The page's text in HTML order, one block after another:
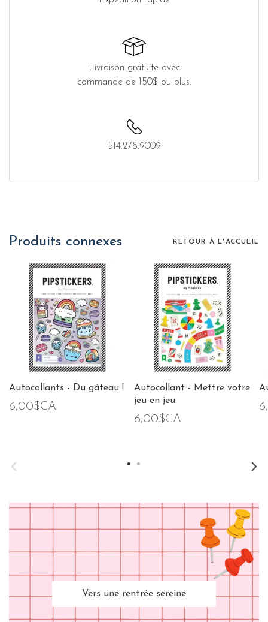
Livraison gratuite avec
commande de 150$ ou plus.
514.278.9009
Produits connexes RETOUR À L'ACCUEIL
Autocollants - Du gâteau !
6,00$CA
Autocollant - Mettre votre
jeu en jeu
6,00$CA
Vers une rentrée sereine